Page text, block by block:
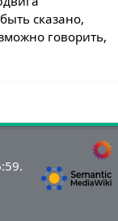
сказано,
говорить,